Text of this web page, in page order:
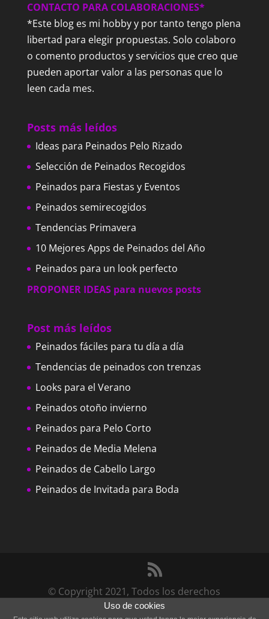
CONTACTO PARA COLABORACIONES*
*Este blog es mi hobby y por tanto tengo plena
libertad para elegir propuestas. Solo colaboro
o comento productos y servicios que creo que
pueden aportar valor a las personas que lo
leen cada mes.
Posts más leídos
Ideas para Peinados Pelo Rizado
Selección de Peinados Recogidos
Peinados para Fiestas y Eventos
Peinados semirecogidos
Tendencias Primavera
10 Mejores Apps de Peinados del Año
Peinados para un look perfecto
PROPONER IDEAS para nuevos posts
Post más leídos
Peinados fáciles para tu día a día
Tendencias de peinados con trenzas
Looks para el Verano
Peinados otoño invierno
Peinados para Pelo Corto
Peinados de Media Melena
Peinados de Cabello Largo
Peinados de Invitada para Boda
© Copyright 2021, Todos los derechos
reservados por Peinadosde10 |
Uso de cookies